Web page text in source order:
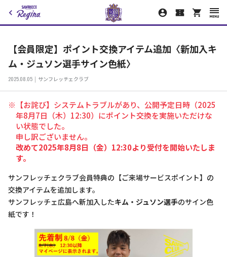
【会員限定】ポイント交換アイテム追加〈新加入キ
ム・ジュソン選手サイン色紙〉
2025.08.05 サンフレッチェクラブ
※【お詫び】システムトラブルがあり、公開予定日時（2025
年8月7日（木）12:30）にポイント交換を実施いただけな
い状態でした。
申し訳ございません。
改めて2025年8月8日（金）12:30より受付を開始いたしま
す。
サンフレッチェクラブ会員特典の【ご来場サービスポイント】の
交換アイテムを追加します。
サンフレッチェ広島へ新加入したキム・ジュソン選手のサイン色
紙です！